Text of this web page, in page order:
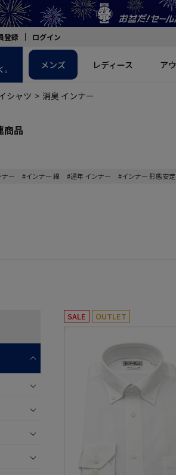
登録 ログイン
メンズ レディース ア
シャツ 消臭 インナー
品
ー #インナー 綿 #通年 インナー #インナー 形態安定
SALE OUTLET